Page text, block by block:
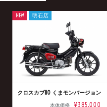
クロスカブ110 くまモンバージョン
本体価格 ¥385,000
NEW 明石店